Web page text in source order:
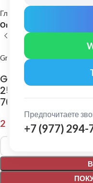
Предпочитаете
+7 (977) 294-
Главная
Околооконная планка
Grand Line
Grand Line: Планка
250х50 Satin Matt
7016
2 514,00 ₽
Alternative: